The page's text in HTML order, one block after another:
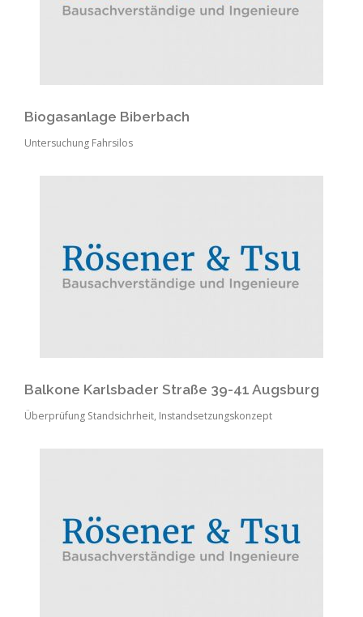
Biogasanlage Biberbach
Untersuchung Fahrsilos
Balkone Karlsbader Straße 39-41 Augsburg
Überprüfung Standsichrheit, Instandsetzungskonzept